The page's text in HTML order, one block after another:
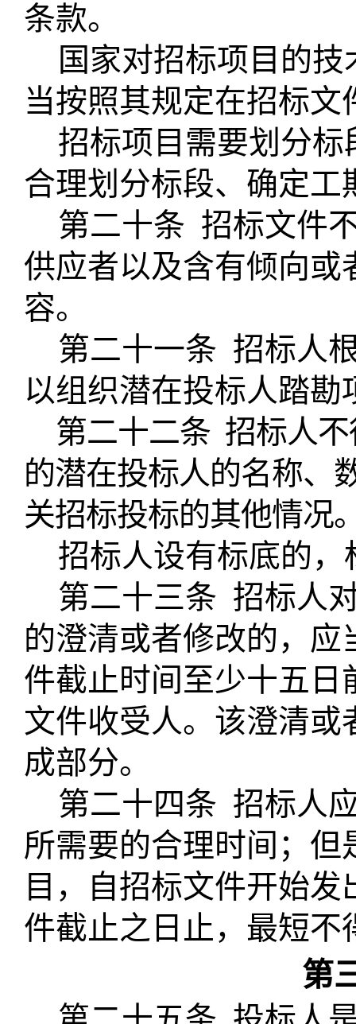
条款。
国家对招标项目的
当按照其规定在招标
招标项目需要划分
合理划分标段、确定
第二十条 招标文件
供应者以及含有倾向
容。
第二十一条 招标人
以组织潜在投标人踏勘
第二十二条 招标人
的潜在投标人的名称、
关招标投标的其他情况
招标人设有标底的
第二十三条 招标人
的澄清或者修改的，
件截止时间至少十五
文件收受人。该澄清
成部分。
第二十四条 招标人
所需要的合理时间；但
目，自招标文件开始
件截止之日止，最短不
第